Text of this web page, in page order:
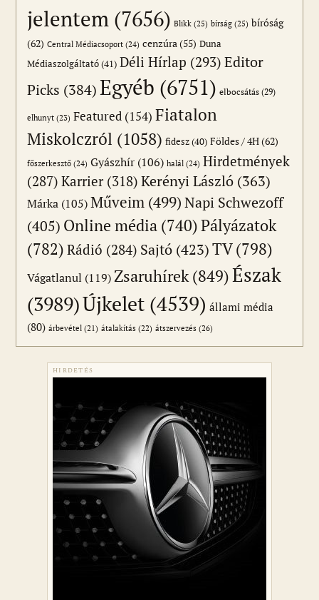
jelentem (7656) Blikk (25) bírság (25) bíróság
(62) Central Médiacsoport (24) cenzúra (55) Duna
Médiaszolgáltató(41) Déli Hírlap (293) Editor
Picks (384)Egyéb (6751) elbocsátás (29)
elhunyt (23) Featured (154) Fiatalon
Miskolczról (1058) fidesz(40) Földes / 4H(62)
főszerkesztő (24) Gyászhír (106) halál (24) Hirdetmények
(287) Karrier(318) Kerényi László (363)
Márka (105) Műveim (499)Napi Schwezoff
(405) Online média (740)Pályázatok
(782) Rádió (284) Sajtó (423)TV(798)
Vágatlanul (119) Zsaruhírek (849)Észak
(3989)Újkelet (4539) állami média
(80) árbevétel (21) átalakítás (22) átszervezés (26)
HIRDETÉS